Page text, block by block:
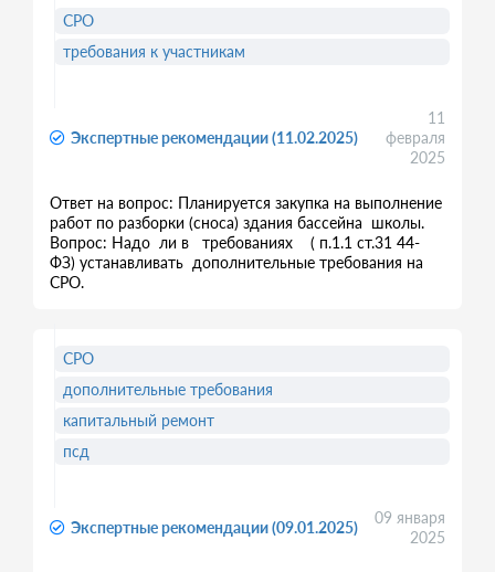
Экспертные рекомендации (11.02.2025)
11
февраля
2025
Ответ на вопрос: Планируется закупка на выполнение
работ по разборки (сноса) здания бассейна школы.
Вопрос: Надо ли в требованиях ( п.1.1 ст.31 44-
ФЗ) устанавливать дополнительные требования на
СРО.
СРО
требования к участникам
Экспертные рекомендации (09.01.2025)
09 января
2025
СРО
дополнительные требования
капитальный ремонт
псд